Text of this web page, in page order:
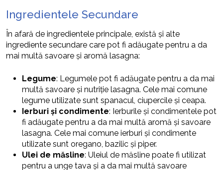
Ingredientele Secundare
În afară de ingredientele principale, există și alte
ingrediente secundare care pot fi adăugate pentru a da
mai multă savoare și aromă lasagna:
Legume: Legumele pot fi adăugate pentru a da mai
multă savoare și nutriție lasagna. Cele mai comune
legume utilizate sunt spanacul, ciupercile și ceapa.
Ierburi și condimente: Ierburile și condimentele pot
fi adăugate pentru a da mai multă aromă și savoare
lasagna. Cele mai comune ierburi și condimente
utilizate sunt oregano, bazilic și piper.
Ulei de măsline: Uleiul de măsline poate fi utilizat
pentru a unge tava și a da mai multă savoare